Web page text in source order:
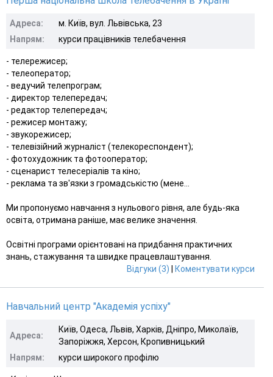
Адреса:
м. Київ, вул. Львівська, 23
Напрям:
курси працівників телебачення
- телережисер;
- телеоператор;
- ведучий телепрограм;
- директор телепередач;
- редактор телепередач;
- режисер монтажу;
- звукорежисер;
- телевізійний журналіст (телекореспондент);
- фотохудожник та фотооператор;
- сценарист телесеріалів та кіно;
- реклама та зв'язки з громадськістю (мене...
Ми пропонуємо навчання з нульового рівня, але будь-яка
освіта, отримана раніше, має велике значення.
Освітні програми орієнтовані на придбання практичних
знань, стажування та швидке працевлаштування.
Відгуки (3)
Коментувати курси
Навчальний центр "Академія успіху"
Адреса:
Київ, Одеса, Львів, Харків, Дніпро, Миколаїв,
Запоріжжя, Херсон, Кропивницький
Напрям:
курси широкого профілю